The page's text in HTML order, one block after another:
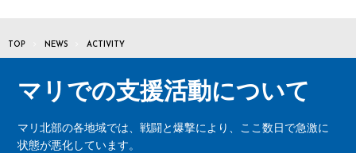
TOP NEWS ACTIVITY
マリでの支援活動について
マリ北部の各地域では、戦闘と爆撃により、ここ数日で急激に
状態が悪化しています。